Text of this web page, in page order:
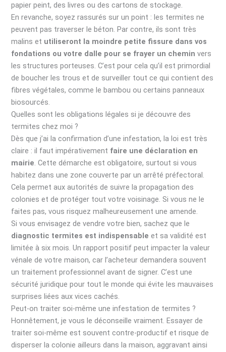
papier peint, des livres ou des cartons de stockage.
En revanche, soyez rassurés sur un point : les termites ne
peuvent pas traverser le béton. Par contre, ils sont très
malins et utiliseront la moindre petite fissure dans vos
fondations ou votre dalle pour se frayer un chemin vers
les structures porteuses. C’est pour cela qu’il est primordial
de boucher les trous et de surveiller tout ce qui contient des
fibres végétales, comme le bambou ou certains panneaux
biosourcés.
Quelles sont les obligations légales si je découvre des
termites chez moi ?
Dès que j’ai la confirmation d’une infestation, la loi est très
claire : il faut impérativement faire une déclaration en
mairie. Cette démarche est obligatoire, surtout si vous
habitez dans une zone couverte par un arrêté préfectoral.
Cela permet aux autorités de suivre la propagation des
colonies et de protéger tout votre voisinage. Si vous ne le
faites pas, vous risquez malheureusement une amende.
Si vous envisagez de vendre votre bien, sachez que le
diagnostic termites est indispensable et sa validité est
limitée à six mois. Un rapport positif peut impacter la valeur
vénale de votre maison, car l’acheteur demandera souvent
un traitement professionnel avant de signer. C’est une
sécurité juridique pour tout le monde qui évite les mauvaises
surprises liées aux vices cachés.
Peut-on traiter soi-même une infestation de termites ?
Honnêtement, je vous le déconseille vraiment. Essayer de
traiter soi-même est souvent contre-productif et risque de
disperser la colonie ailleurs dans la maison, aggravant ainsi